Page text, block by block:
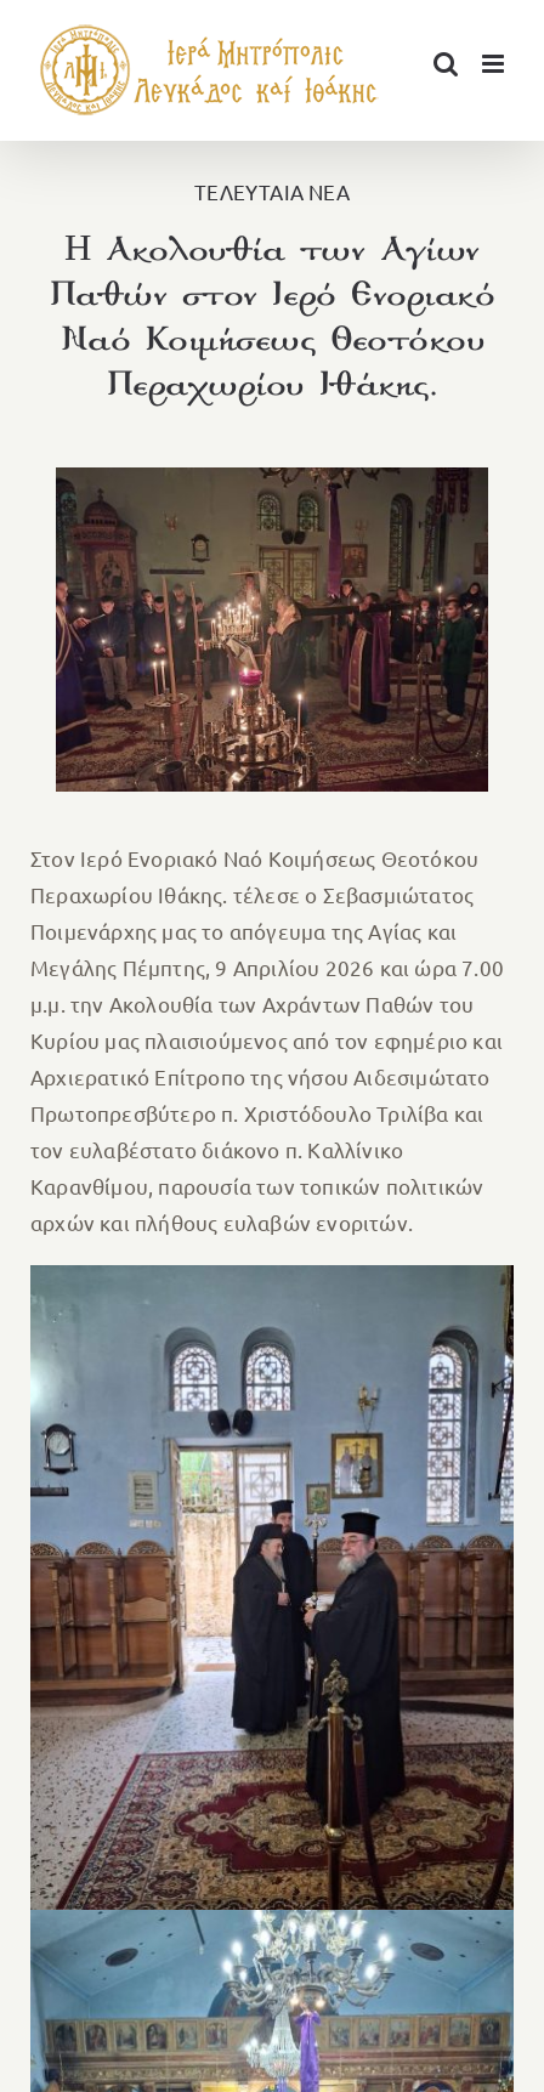
περιεχόμενο
ΤΕΛΕΥΤΑΙΑ ΝΕΑ
H Ακολουθία των Αγίων
Παθών στον Ιερό Ενοριακό
Ναό Κοιμήσεως Θεοτόκου
Περαχωρίου Ιθάκης.
Στον Ιερό Ενοριακό Ναό Κοιμήσεως Θεοτόκου
Περαχωρίου Ιθάκης. τέλεσε ο Σεβασμιώτατος
Ποιμενάρχης μας το απόγευμα της Αγίας και
Μεγάλης Πέμπτης, 9 Απριλίου 2026 και ώρα 7.00
μ.μ. την Ακολουθία των Αχράντων Παθών του
Κυρίου μας πλαισιούμενος από τον εφημέριο και
Αρχιερατικό Επίτροπο της νήσου Αιδεσιμώτατο
Πρωτοπρεσβύτερο π. Χριστόδουλο Τριλίβα και
τον ευλαβέστατο διάκονο π. Καλλίνικο
Καρανθίμου, παρουσία των τοπικών πολιτικών
αρχών και πλήθους ευλαβών ενοριτών.